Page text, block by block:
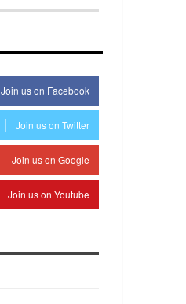
Join us on Facebook
Join us on Twitter
Join us on Google
Join us on Youtube